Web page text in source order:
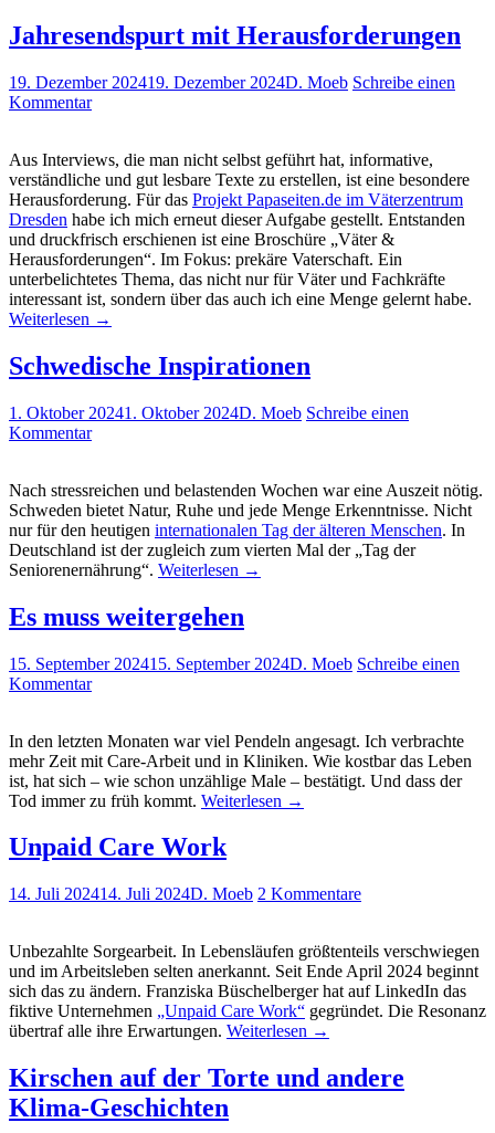
Jahresendspurt mit Herausforderungen
19. Dezember 202419. Dezember 2024D. Moeb Schreibe einen
Kommentar
Aus Interviews, die man nicht selbst geführt hat, informative,
verständliche und gut lesbare Texte zu erstellen, ist eine besondere
Herausforderung. Für das Projekt Papaseiten.de im Väterzentrum
Dresden habe ich mich erneut dieser Aufgabe gestellt. Entstanden
und druckfrisch erschienen ist eine Broschüre „Väter &
Herausforderungen“. Im Fokus: prekäre Vaterschaft. Ein
unterbelichtetes Thema, das nicht nur für Väter und Fachkräfte
interessant ist, sondern über das auch ich eine Menge gelernt habe.
Weiterlesen →
Schwedische Inspirationen
1. Oktober 20241. Oktober 2024D. Moeb Schreibe einen
Kommentar
Nach stressreichen und belastenden Wochen war eine Auszeit nötig.
Schweden bietet Natur, Ruhe und jede Menge Erkenntnisse. Nicht
nur für den heutigen internationalen Tag der älteren Menschen. In
Deutschland ist der zugleich zum vierten Mal der „Tag der
Seniorenernährung“. Weiterlesen →
Es muss weitergehen
15. September 202415. September 2024D. Moeb Schreibe einen
Kommentar
In den letzten Monaten war viel Pendeln angesagt. Ich verbrachte
mehr Zeit mit Care-Arbeit und in Kliniken. Wie kostbar das Leben
ist, hat sich – wie schon unzählige Male – bestätigt. Und dass der
Tod immer zu früh kommt. Weiterlesen →
Unpaid Care Work
14. Juli 202414. Juli 2024D. Moeb 2 Kommentare
Unbezahlte Sorgearbeit. In Lebensläufen größtenteils verschwiegen
und im Arbeitsleben selten anerkannt. Seit Ende April 2024 beginnt
sich das zu ändern. Franziska Büschelberger hat auf LinkedIn das
fiktive Unternehmen „Unpaid Care Work“ gegründet. Die Resonanz
übertraf alle ihre Erwartungen. Weiterlesen →
Kirschen auf der Torte und andere
Klima-Geschichten